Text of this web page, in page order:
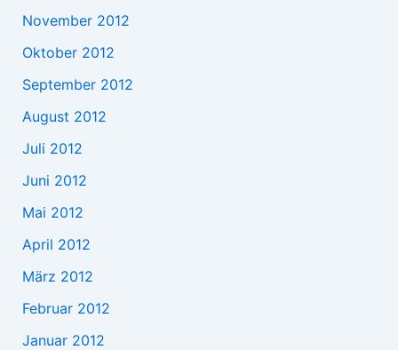
November 2012
Oktober 2012
September 2012
August 2012
Juli 2012
Juni 2012
Mai 2012
April 2012
März 2012
Februar 2012
Januar 2012